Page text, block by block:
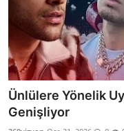
Ünlülere Yönelik
Genişliyor